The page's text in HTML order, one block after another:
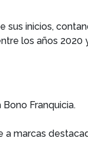
sus inicios,
los años 2020
Franquicia.
a marcas